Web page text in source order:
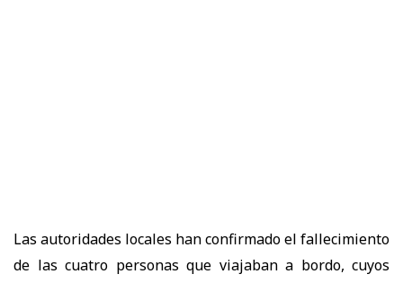
Las autoridades locales han confirmado el fallecimiento
de las cuatro personas que viajaban a bordo, cuyos